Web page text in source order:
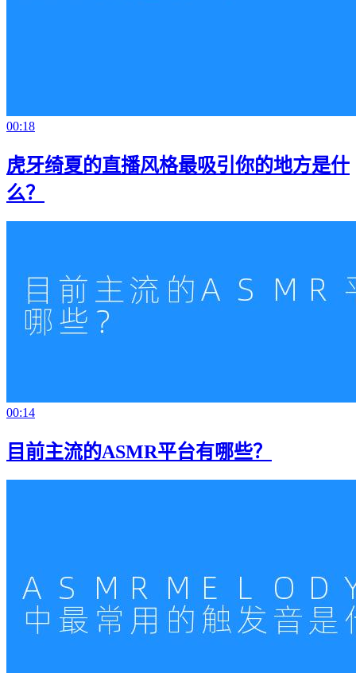
00:18
虎牙绮夏的直播风格最吸引你的地方是什
么？
00:14
目前主流的ASMR平台有哪些？